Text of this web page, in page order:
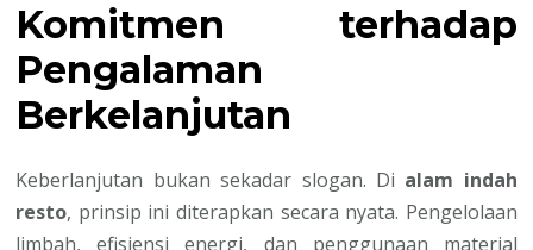
Komitmen terhadap
Pengalaman
Berkelanjutan
Keberlanjutan bukan sekadar slogan. Di alam indah
resto, prinsip ini diterapkan secara nyata. Pengelolaan
limbah, efisiensi energi, dan penggunaan material